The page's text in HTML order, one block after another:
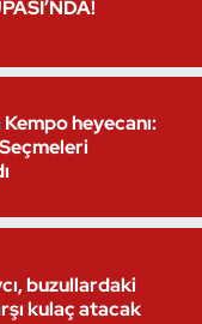
heyecanı:
buzullardaki
kulaç atacak